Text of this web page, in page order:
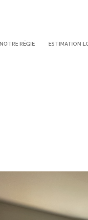
NOTRE RÉGIE ESTIMATION